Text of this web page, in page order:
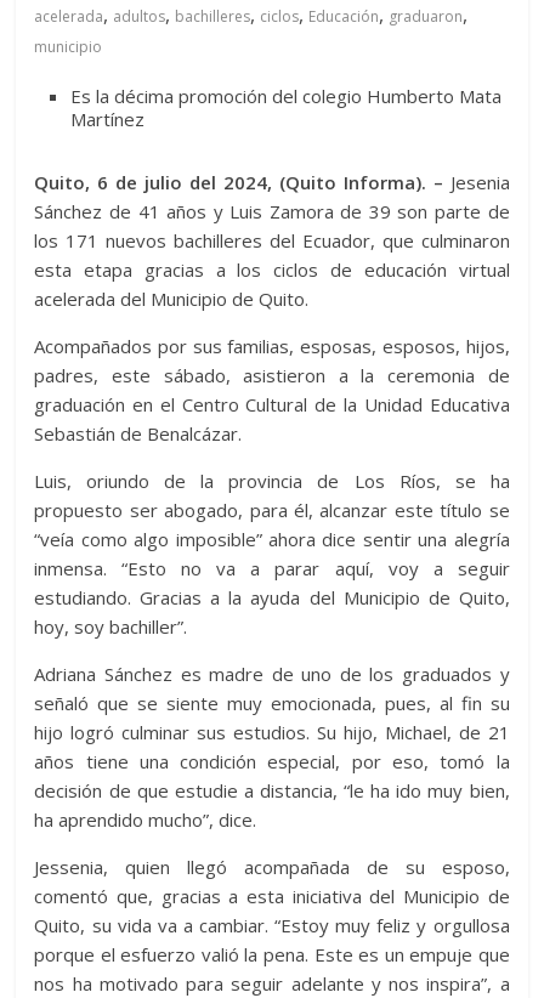
acelerada, adultos, bachilleres, ciclos, Educación, graduaron,
municipio
Es la décima promoción del colegio Humberto Mata
Martínez
Quito, 6 de julio del 2024, (Quito Informa). – Jesenia
Sánchez de 41 años y Luis Zamora de 39 son parte de
los 171 nuevos bachilleres del Ecuador, que culminaron
esta etapa gracias a los ciclos de educación virtual
acelerada del Municipio de Quito.
Acompañados por sus familias, esposas, esposos, hijos,
padres, este sábado, asistieron a la ceremonia de
graduación en el Centro Cultural de la Unidad Educativa
Sebastián de Benalcázar.
Luis, oriundo de la provincia de Los Ríos, se ha
propuesto ser abogado, para él, alcanzar este título se
“veía como algo imposible” ahora dice sentir una alegría
inmensa. “Esto no va a parar aquí, voy a seguir
estudiando. Gracias a la ayuda del Municipio de Quito,
hoy, soy bachiller”.
Adriana Sánchez es madre de uno de los graduados y
señaló que se siente muy emocionada, pues, al fin su
hijo logró culminar sus estudios. Su hijo, Michael, de 21
años tiene una condición especial, por eso, tomó la
decisión de que estudie a distancia, “le ha ido muy bien,
ha aprendido mucho”, dice.
Jessenia, quien llegó acompañada de su esposo,
comentó que, gracias a esta iniciativa del Municipio de
Quito, su vida va a cambiar. “Estoy muy feliz y orgullosa
porque el esfuerzo valió la pena. Este es un empuje que
nos ha motivado para seguir adelante y nos inspira”, a